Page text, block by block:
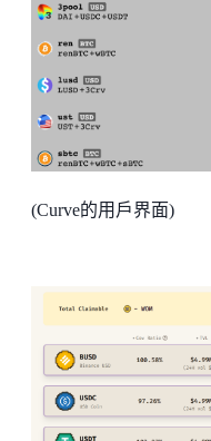
(Curve的用戶界面)